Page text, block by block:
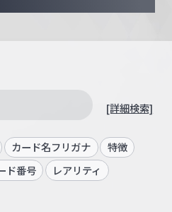
[詳細検索]
カード名フリガナ
特徴
ド番号 レアリティ